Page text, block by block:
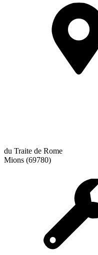
du Traite de Rome
Mions (69780)